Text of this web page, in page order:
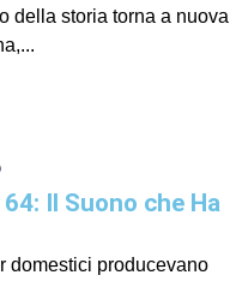
della storia torna a nuova
Il Suono che Ha
domestici producevano